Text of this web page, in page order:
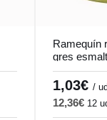
Ramequín
gres
1,03€ / ud
12,36€ 12